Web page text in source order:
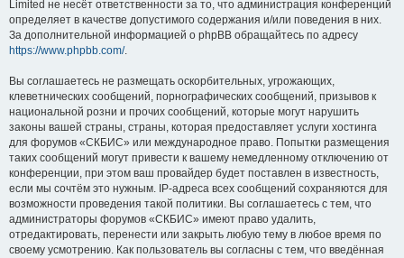
Limited не несёт ответственности за то, что администрация конференций
определяет в качестве допустимого содержания и/или поведения в них.
За дополнительной информацией о phpBB обращайтесь по адресу
https://www.phpbb.com/.
Вы соглашаетесь не размещать оскорбительных, угрожающих,
клеветнических сообщений, порнографических сообщений, призывов к
национальной розни и прочих сообщений, которые могут нарушить
законы вашей страны, страны, которая предоставляет услуги хостинга
для форумов «СКБИС» или международное право. Попытки размещения
таких сообщений могут привести к вашему немедленному отключению от
конференции, при этом ваш провайдер будет поставлен в известность,
если мы сочтём это нужным. IP-адреса всех сообщений сохраняются для
возможности проведения такой политики. Вы соглашаетесь с тем, что
администраторы форумов «СКБИС» имеют право удалить,
отредактировать, перенести или закрыть любую тему в любое время по
своему усмотрению. Как пользователь вы согласны с тем, что введённая